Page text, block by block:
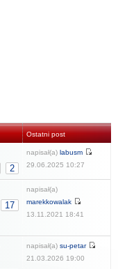
Ostatni post
2
napisał(a) labusm
29.06.2025 10:27
17
napisał(a)
marekkowalak
13.11.2021 18:41
napisał(a) su-petar
21.03.2026 19:00